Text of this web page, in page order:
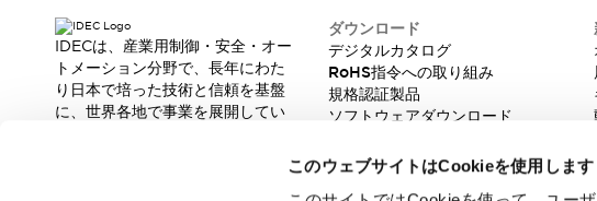
このウェブサイトはCookieを使用します
商品箱詰め装置
人と機械の接点を清潔に
一覧を表示する
ダウンロード
デジタルカタログRoHS指令への取り組み
IDECは、産業用制御・安全・オー
トメーション分野で、長年にわた
り日本で培った技術と信頼を基盤
に、世界各地で事業を展開してい
ダウンロード
デジタルカタログ
RoHS指令への取り組み
規格認証製品
ソフトウェアダウンロード